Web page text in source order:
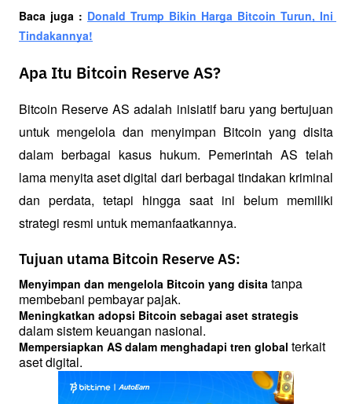
Baca juga : Donald Trump Bikin Harga Bitcoin Turun, Ini
Tindakannya!
Apa Itu Bitcoin Reserve AS?
Bitcoin Reserve AS adalah inisiatif baru yang bertujuan
untuk mengelola dan menyimpan Bitcoin yang disita
dalam berbagai kasus hukum. Pemerintah AS telah
lama menyita aset digital dari berbagai tindakan kriminal
dan perdata, tetapi hingga saat ini belum memiliki
strategi resmi untuk memanfaatkannya.
Tujuan utama Bitcoin Reserve AS:
Menyimpan dan mengelola Bitcoin yang disita tanpa
membebani pembayar pajak.
Meningkatkan adopsi Bitcoin sebagai aset strategis
dalam sistem keuangan nasional.
Mempersiapkan AS dalam menghadapi tren global terkait
aset digital.